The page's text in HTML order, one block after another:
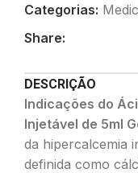
Categorias:
Share:
DESCRIÇÃO
Indicações do
Injetável de 5ml
da hipercalcemia
definida como